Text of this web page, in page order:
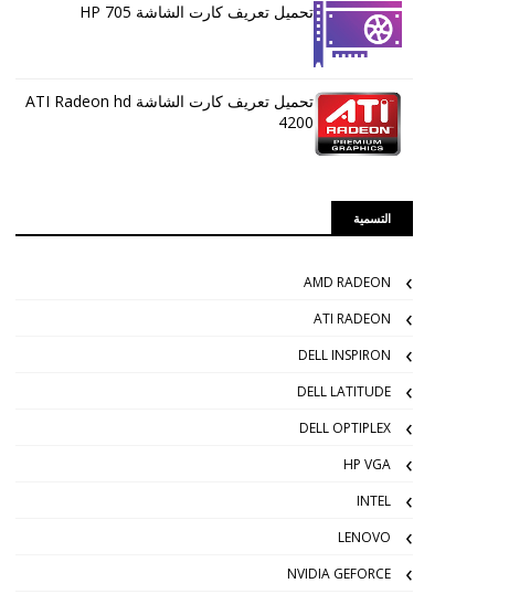
تحميل تعريف كارت الشاشة HP 705
تحميل تعريف كارت الشاشة ATI Radeon hd
4200
التسمية
AMD RADEON
ATI RADEON
DELL INSPIRON
DELL LATITUDE
DELL OPTIPLEX
HP VGA
INTEL
LENOVO
NVIDIA GEFORCE